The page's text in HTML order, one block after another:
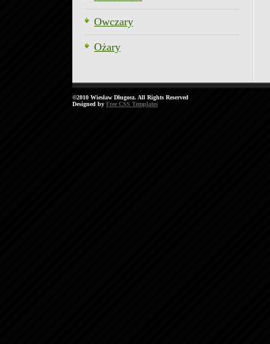
Owczary
Ożary
©2010 Wiesław Długosz. All Rights Reserved
Designed by Free CSS Templates